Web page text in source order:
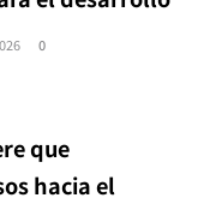
0
que
hacia el